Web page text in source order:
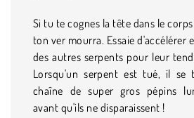
Si tu te cognes la tête dans le
ton ver mourra. Essaie d'accélérer
des autres serpents pour leur
Lorsqu'un serpent est tué, il se
chaîne de super gros pépins
avant qu'ils ne disparaissent !